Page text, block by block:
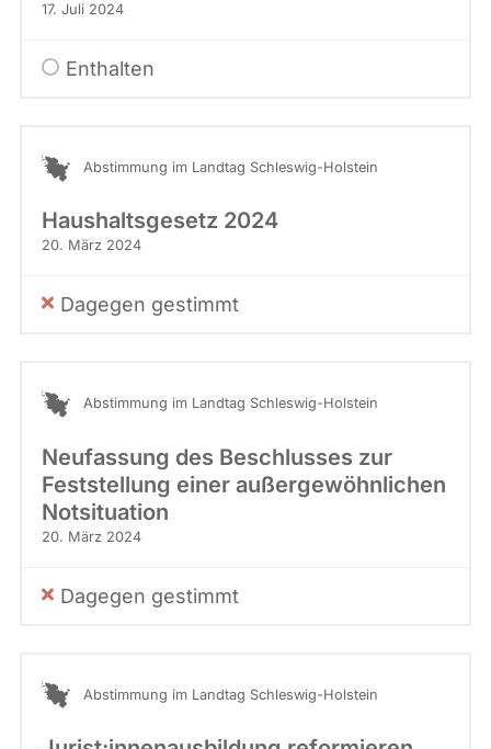
17. Juli 2024
Enthalten
Abstimmung im Landtag Schleswig-Holstein
Haushaltsgesetz 2024
20. März 2024
Dagegen gestimmt
Abstimmung im Landtag Schleswig-Holstein
Neufassung des Beschlusses zur
Feststellung einer außergewöhnlichen
Notsituation
20. März 2024
Dagegen gestimmt
Abstimmung im Landtag Schleswig-Holstein